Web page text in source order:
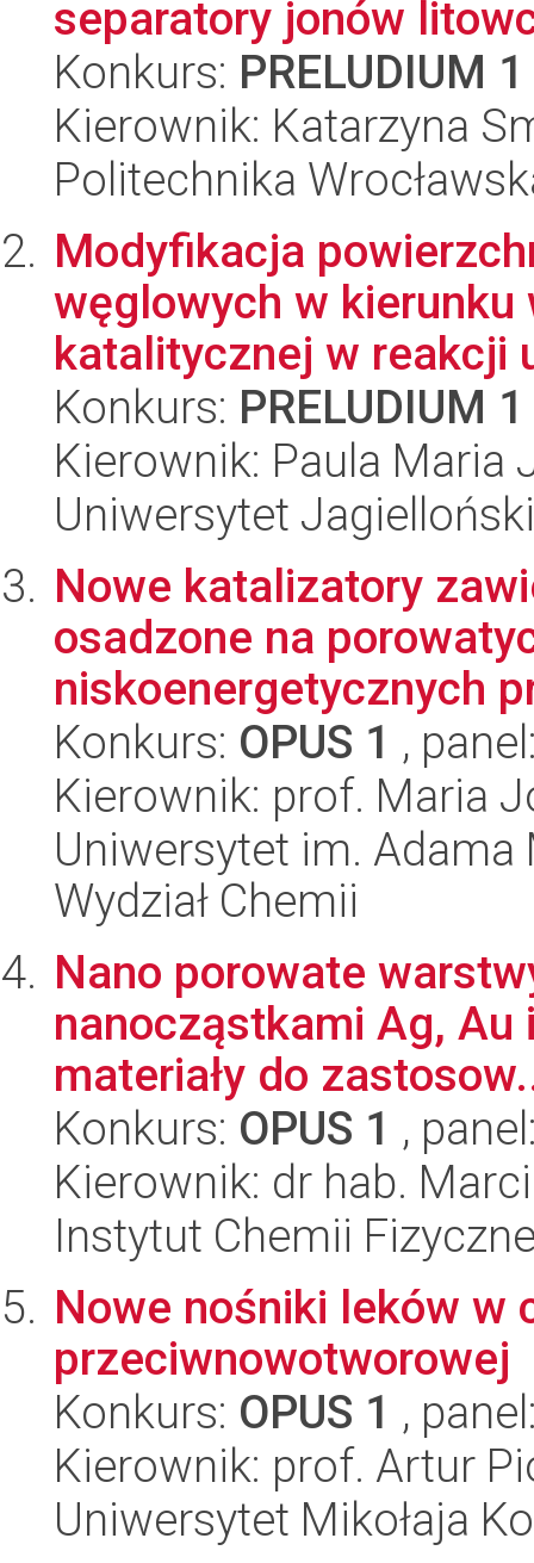
separatory jonów
Konkurs: PRELUDIUM 1
Kierownik: Katarzyna
Politechnika
Modyfikacja
węglowych w
katalitycznej w reakcji
Konkurs: PRELUDIUM 1
Kierownik: Paula Maria
Uniwersytet
Nowe katalizatory
osadzone na
niskoenergetycznych
Konkurs: OPUS 1 ,
Kierownik: prof. Maria
Uniwersytet im.
Wydział Chemii
Nano porowate
nanocząstkami Ag,
materiały do
Konkurs: OPUS 1 ,
Kierownik: dr hab.
Instytut Chemii
Nowe nośniki leków w
przeciwnowotworowej
Konkurs: OPUS 1 ,
Kierownik: prof. Artur
Uniwersytet Mikołaja